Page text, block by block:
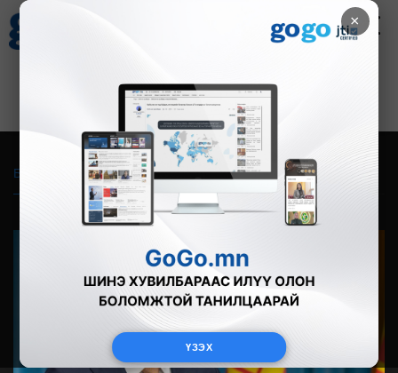
×
ҮЗЭХ
Зурхай
8.06
Бүгд Фото Видео Зурган өгүүлэмж